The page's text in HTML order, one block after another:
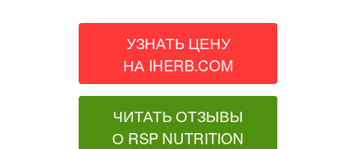
УЗНАТЬ ЦЕНУ
НА IHERB.COM
ЧИТАТЬ ОТЗЫВЫ
О RSP NUTRITION